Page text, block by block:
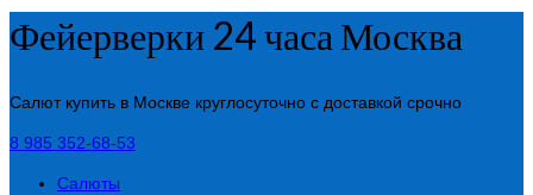
Фейерверки 24 часа Москва
Салют купить в Москве круглосуточно с доставкой срочно
8 985 352-68-53
Салюты